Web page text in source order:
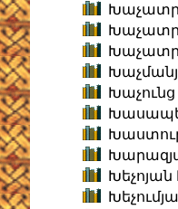
Խաչունց
Խեչոյան